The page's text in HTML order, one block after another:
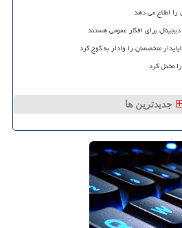
اطلاع می دهد
برای افکار عمومی هستند
متخصصان را وادار به کوچ کرد
مختل کرد
جدیدترین ها